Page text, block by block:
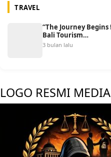
TRAVEL
“The Journey
Bali Tourism…
3 bulan lalu
LOGO RESMI